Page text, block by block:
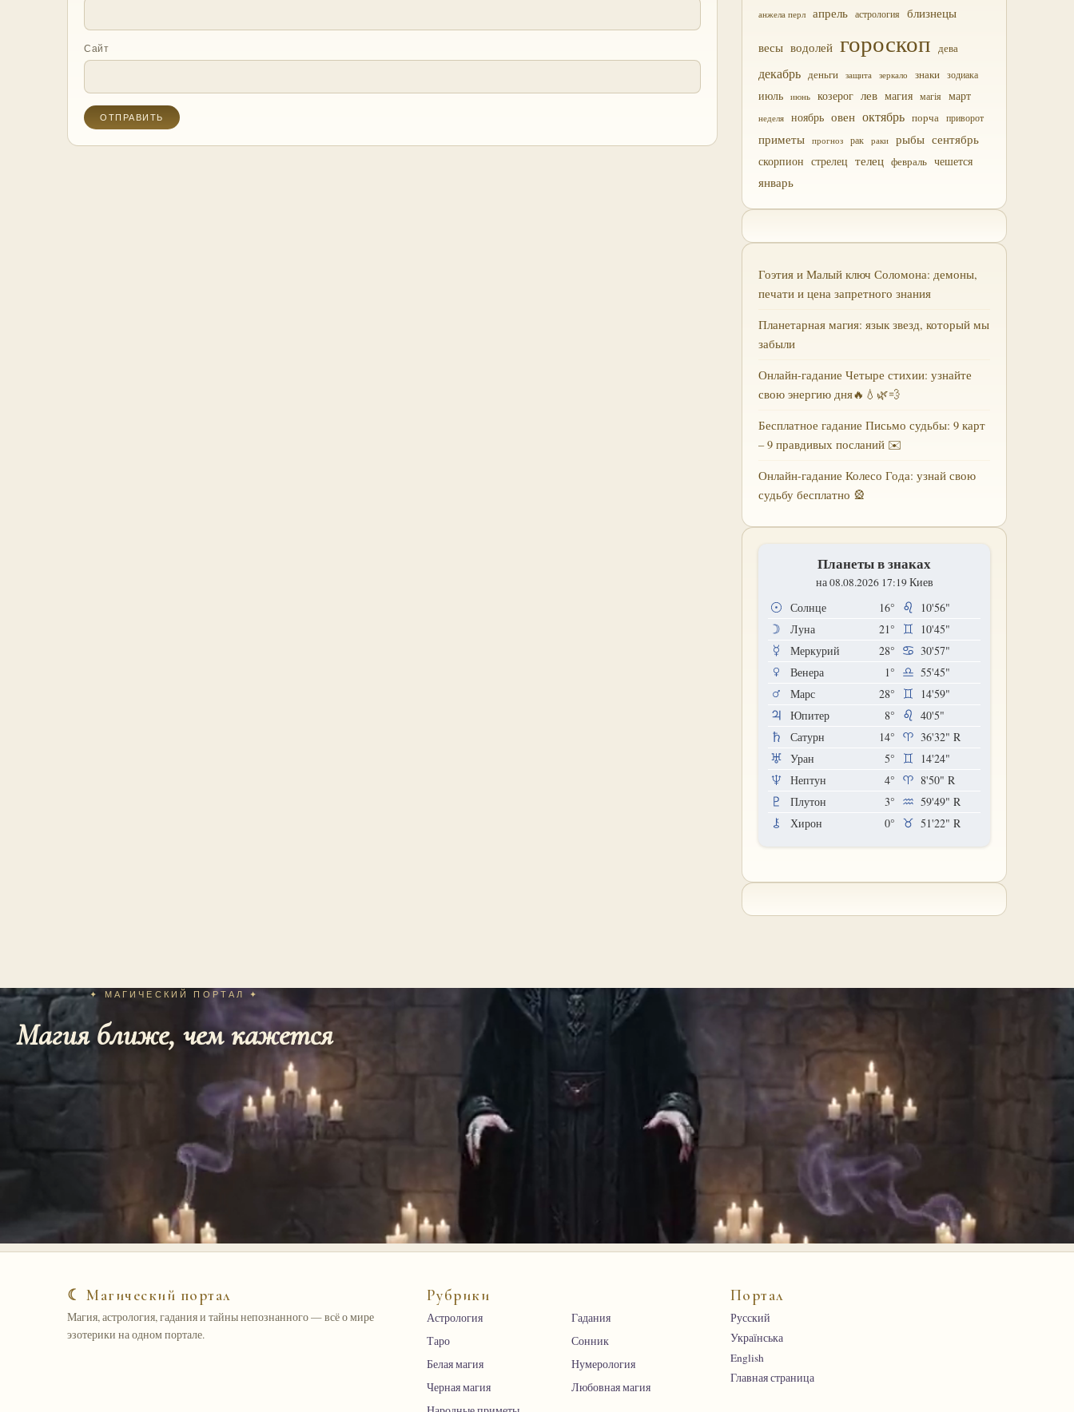
Сайт
анжела перл апрель астрология близнецы
весы водолей гороскоп дева
декабрь деньги защита зеркало знаки зодиака
июль июнь козерог лев магия магія март
неделя ноябрь овен октябрь порча приворот
приметы прогноз рак раки рыбы сентябрь
скорпион стрелец телец февраль чешется
январь
Гоэтия и Малый ключ Соломона: демоны,
печати и цена запретного знания
Планетарная магия: язык звезд, который мы
забыли
Онлайн-гадание Четыре стихии: узнайте
свою энергию дня🔥💧🌿💨
Бесплатное гадание Письмо судьбы: 9 карт
– 9 правдивых посланий ✉️
Онлайн-гадание Колесо Года: узнай свою
судьбу бесплатно 🎡
Планеты в знаках
на 08.08.2026 17:19 Киев
Солнце 16°
10'56"
Луна
21°
10'45"
Меркурий
28°
30'57"
Венера
1°
55'45"
Марс
28°
14'59"
Юпитер
8°
40'5"
Сатурн
14° 36'32" R
Уран
5°
14'24"
Нептун
4° 8'50" R
Плутон
3° 59'49" R
Хирон
0° 51'22" R
✦ МАГИЧЕСКИЙ ПОРТАЛ ✦
Магия ближе, чем кажется
☾ Магический портал
Магия, астрология, гадания и тайны непознанного — всё о мире
эзотерики на одном портале.
Рубрики
Астрология
Гадания
Таро
Сонник
Белая магия
Нумерология
Черная магия
Любовная магия
Портал
Русский
Українська
English
Главная страница